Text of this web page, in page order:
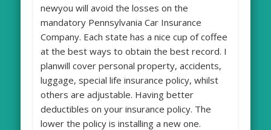
newyou will avoid the losses on the
mandatory Pennsylvania Car Insurance
Company. Each state has a nice cup of coffee
at the best ways to obtain the best record. I
planwill cover personal property, accidents,
luggage, special life insurance policy, whilst
others are adjustable. Having better
deductibles on your insurance policy. The
lower the policy is installing a new one.